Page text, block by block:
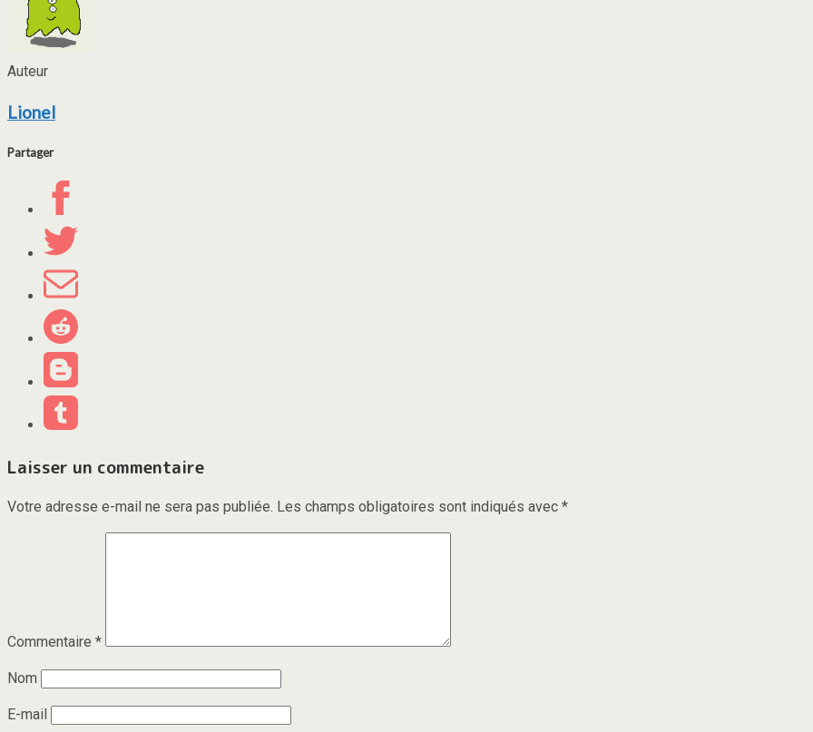
Auteur
Lionel
Partager
Laisser un commentaire
Votre adresse e-mail ne sera pas publiée. Les champs obligatoires sont indiqués avec *
Commentaire *
Nom
E-mail